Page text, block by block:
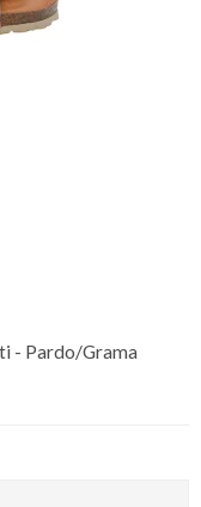
- Pardo/Grama